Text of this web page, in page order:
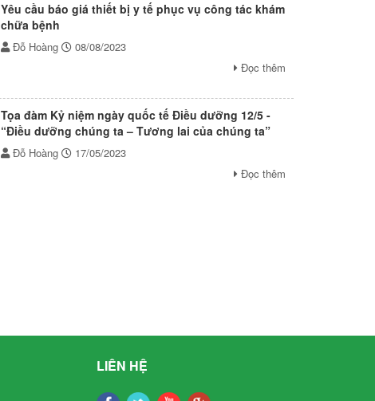
Yêu cầu báo giá thiết bị y tế phục vụ công tác khám
chữa bệnh
Đỗ Hoàng
08/08/2023
Đọc thêm
Tọa đàm Kỷ niệm ngày quốc tế Điều dưỡng 12/5 -
“Điều dưỡng chúng ta – Tương lai của chúng ta”
Đỗ Hoàng
17/05/2023
Đọc thêm
LIÊN HỆ